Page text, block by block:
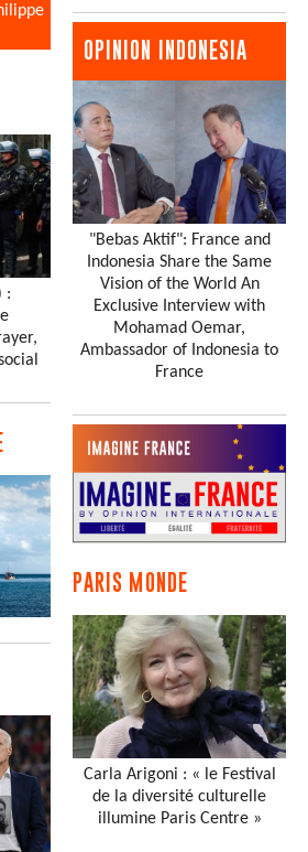
:
OPINION INDONESIA
"Bebas Aktif": France and
Indonesia Share the Same
Vision of the World An
Exclusive Interview with
Mohamad Oemar,
Ambassador of Indonesia to
France
PARIS MONDE
Carla Arigoni : « le Festival
de la diversité culturelle
illumine Paris Centre »